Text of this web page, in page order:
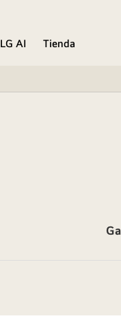
LG AI
Tienda